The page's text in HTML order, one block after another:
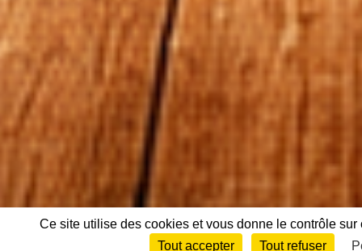
Ce site utilise des cookies et vous donne le contrôle
Tout accepter
Tout refuser